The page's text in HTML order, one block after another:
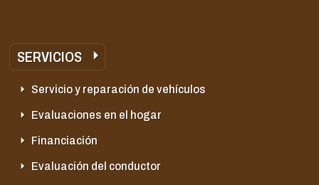
SERVICIOS
Servicio y reparación de vehículos
Evaluaciones en el hogar
Financiación
Evaluación del conductor